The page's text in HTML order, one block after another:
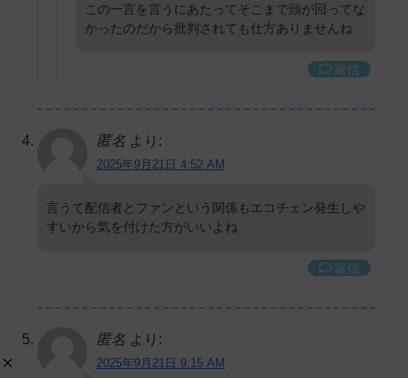
この一言を言うにあたってそこまで頭が回ってな
かったのだから批判されても仕方ありませんね
返信
匿名 より:
2025年9月21日 4:52 AM
言うて配信者とファンという関係もエコチェン発生しや
すいから気を付けた方がいいよね
返信
匿名 より:
2025年9月21日 9:15 AM